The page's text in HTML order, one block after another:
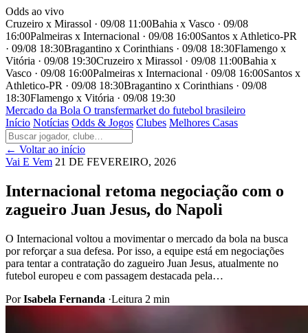
Odds ao vivo
Cruzeiro x Mirassol · 09/08 11:00Bahia x Vasco · 09/08
16:00Palmeiras x Internacional · 09/08 16:00Santos x Athletico-PR
· 09/08 18:30Bragantino x Corinthians · 09/08 18:30Flamengo x
Vitória · 09/08 19:30Cruzeiro x Mirassol · 09/08 11:00Bahia x
Vasco · 09/08 16:00Palmeiras x Internacional · 09/08 16:00Santos x
Athletico-PR · 09/08 18:30Bragantino x Corinthians · 09/08
18:30Flamengo x Vitória · 09/08 19:30
Mercado da Bola O transfermarket do futebol brasileiro
Início Notícias Odds & Jogos Clubes Melhores Casas
← Voltar ao início
Vai E Vem 21 DE FEVEREIRO, 2026
Internacional retoma negociação com o
zagueiro Juan Jesus, do Napoli
O Internacional voltou a movimentar o mercado da bola na busca
por reforçar a sua defesa. Por isso, a equipe está em negociações
para tentar a contratação do zagueiro Juan Jesus, atualmente no
futebol europeu e com passagem destacada pela…
PorIsabela Fernanda ·Leitura 2 min